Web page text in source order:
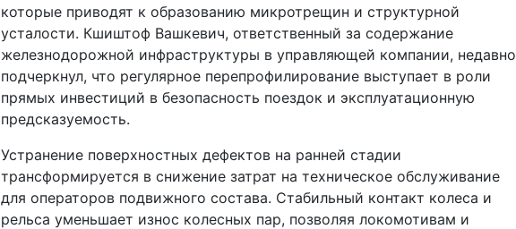
которые приводят к образованию микротрещин и структурной
усталости. Кшиштоф Вашкевич, ответственный за содержание
железнодорожной инфраструктуры в управляющей компании, недавно
подчеркнул, что регулярное перепрофилирование выступает в роли
прямых инвестиций в безопасность поездок и эксплуатационную
предсказуемость.
Устранение поверхностных дефектов на ранней стадии
трансформируется в снижение затрат на техническое обслуживание
для операторов подвижного состава. Стабильный контакт колеса и
рельса уменьшает износ колесных пар, позволяя локомотивам и